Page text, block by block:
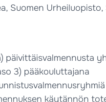
Urheiluopisto,
3) pääkouluttajana
käytännön